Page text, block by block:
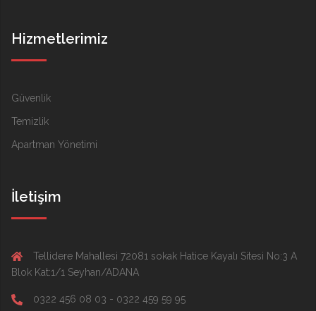
Hizmetlerimiz
Güvenlik
Temizlik
Apartman Yönetimi
İletişim
Tellidere Mahallesi 72081 sokak Hatice Kayalı Sitesi No:3 A
Blok Kat:1/1 Seyhan/ADANA
0322 456 08 03 - 0322 459 59 95